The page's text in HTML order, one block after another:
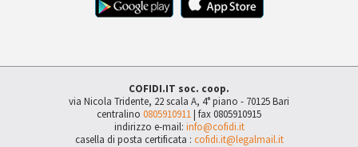
COFIDI.IT soc. coop.
via Nicola Tridente, 22 scala A, 4° piano - 70125 Bari
centralino 0805910911| fax 0805910915
indirizzo e-mail: info@cofidi.it
casella di posta certificata : cofidi.it@legalmail.it